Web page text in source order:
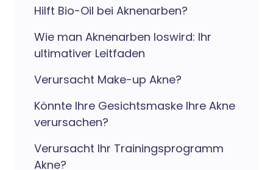
Hilft Bio-Oil bei Aknenarben?
Wie man Aknenarben loswird: Ihr
ultimativer Leitfaden
Verursacht Make-up Akne?
Könnte Ihre Gesichtsmaske Ihre Akne
verursachen?
Verursacht Ihr Trainingsprogramm
Akne?